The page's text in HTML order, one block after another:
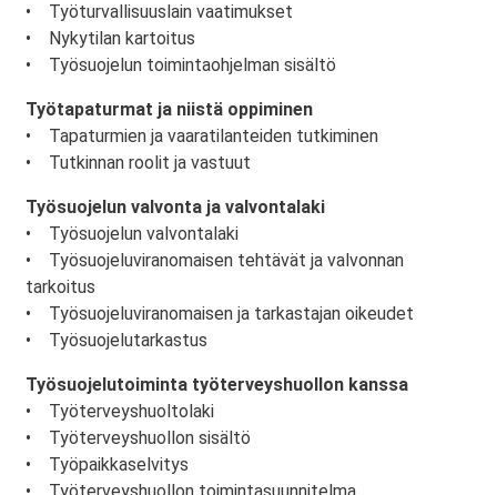
• Työturvallisuuslain vaatimukset
• Nykytilan kartoitus
• Työsuojelun toimintaohjelman sisältö
Työtapaturmat ja niistä oppiminen
• Tapaturmien ja vaaratilanteiden tutkiminen
• Tutkinnan roolit ja vastuut
Työsuojelun valvonta ja valvontalaki
• Työsuojelun valvontalaki
• Työsuojeluviranomaisen tehtävät ja valvonnan
tarkoitus
• Työsuojeluviranomaisen ja tarkastajan oikeudet
• Työsuojelutarkastus
Työsuojelutoiminta työterveyshuollon kanssa
• Työterveyshuoltolaki
• Työterveyshuollon sisältö
• Työpaikkaselvitys